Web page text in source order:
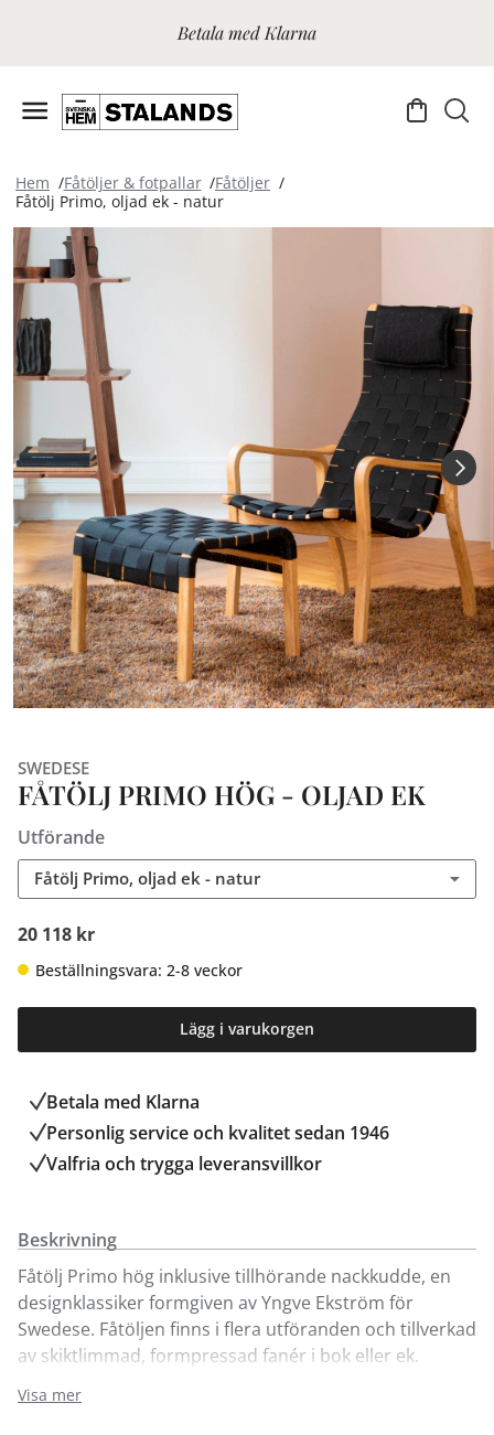
Betala med Klarna
Hem Fåtöljer & fotpallar
Fåtöljer
Fåtölj Primo, oljad ek - natur
SWEDESE
FÅTÖLJ PRIMO HÖG - OLJAD EK
Utförande
Fåtölj Primo, oljad ek - natur
20 118 kr
Beställningsvara: 2-8 veckor
Lägg i varukorgen
Betala med Klarna
Personlig service och kvalitet sedan 1946
Valfria och trygga leveransvillkor
Beskrivning
Fåtölj Primo hög inklusive tillhörande nackkudde, en
designklassiker formgiven av Yngve Ekström för
Swedese. Fåtöljen finns i flera utföranden och tillverkad
av skiktlimmad, formpressad fanér i bok eller ek.
i natur eller svart.
Visa mer